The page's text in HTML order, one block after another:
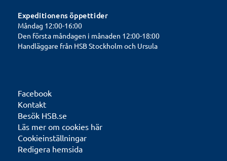
Expeditionens öppettider
Måndag 12:00-16:00
Den första måndagen i månaden 12:00-18:00
Handläggare från HSB Stockholm och Ursula
Facebook
Kontakt
Besök HSB.se
Läs mer om cookies här
Cookieinställningar
Redigera hemsida